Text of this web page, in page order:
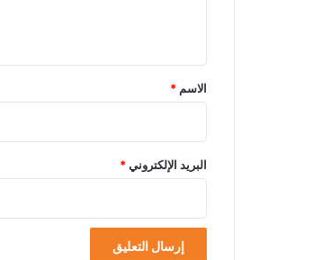
*
الاسم *
البريد الإلكتروني*